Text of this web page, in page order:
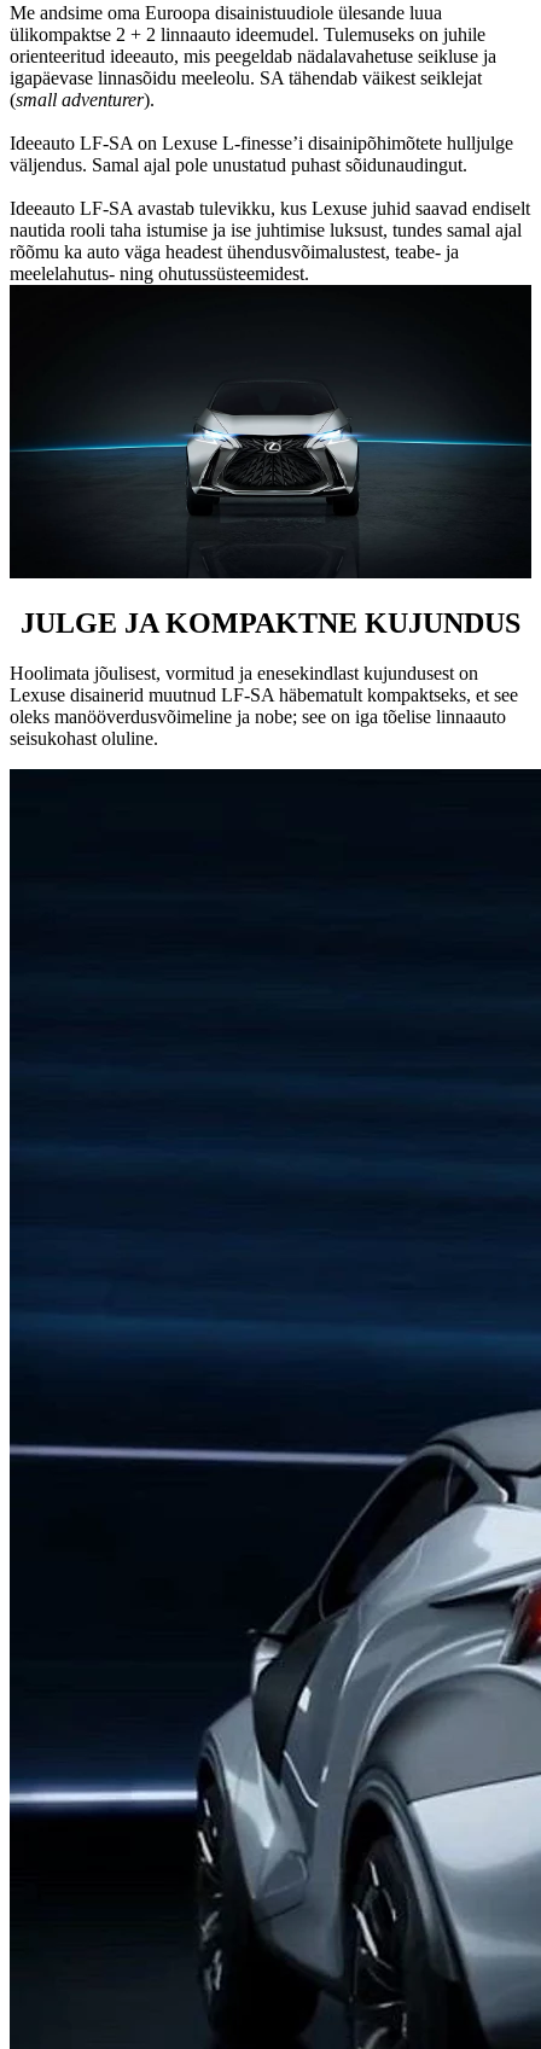
Me andsime oma Euroopa disainistuudiole ülesande luua
ülikompaktse 2 + 2 linnaauto ideemudel. Tulemuseks on juhile
orienteeritud ideeauto, mis peegeldab nädalavahetuse seikluse ja
igapäevase linnasõidu meeleolu. SA tähendab väikest seiklejat
(small adventurer).
Ideeauto LF-SA on Lexuse L-finesse’i disainipõhimõtete hulljulge
väljendus. Samal ajal pole unustatud puhast sõidunaudingut.
Ideeauto LF-SA avastab tulevikku, kus Lexuse juhid saavad endiselt
nautida rooli taha istumise ja ise juhtimise luksust, tundes samal ajal
rõõmu ka auto väga headest ühendusvõimalustest, teabe- ja
meelelahutus- ning ohutussüsteemidest.
JULGE JA KOMPAKTNE KUJUNDUS
Hoolimata jõulisest, vormitud ja enesekindlast kujundusest on
Lexuse disainerid muutnud LF-SA häbematult kompaktseks, et see
oleks manööverdusvõimeline ja nobe; see on iga tõelise linnaauto
seisukohast oluline.